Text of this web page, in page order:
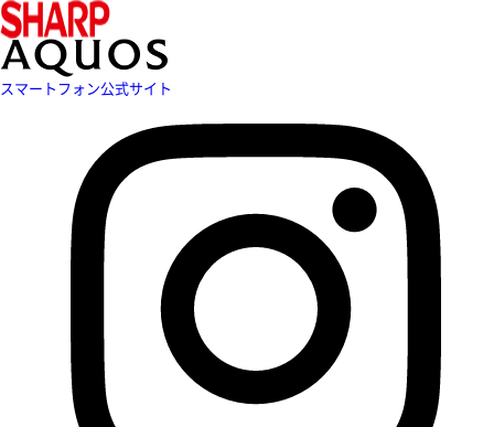
スマートフォン公式サイト